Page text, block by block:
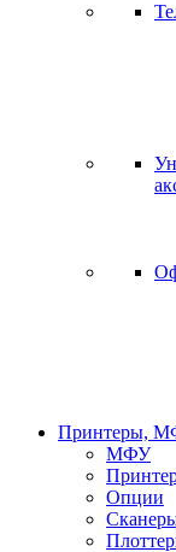
Принтеры,
МФУ
Опции